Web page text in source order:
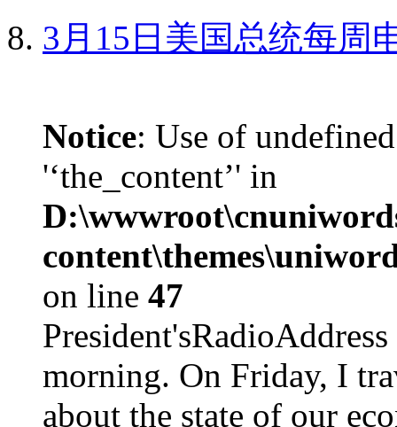
3月15日美国总统每周
Notice: Use of
'‘the_content’' in
on line 47
morning. On Friday, I
about the state of our